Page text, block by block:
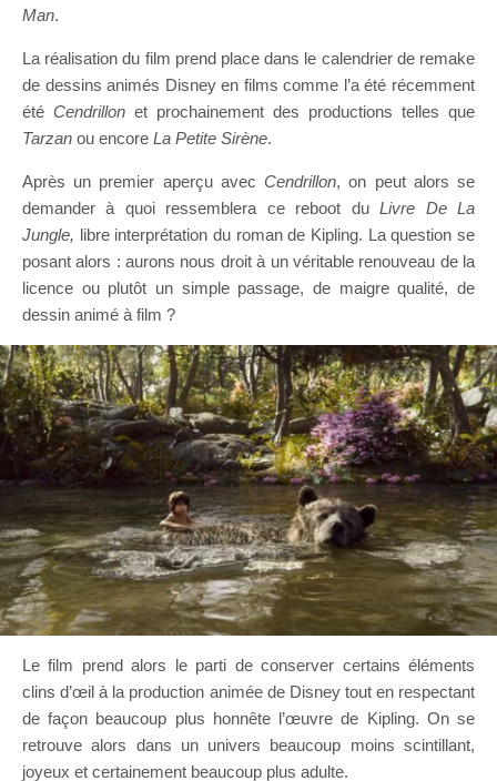
Man.
La réalisation du film prend place dans le calendrier de remake
de dessins animés Disney en films comme l’a été récemment
été Cendrillon et prochainement des productions telles que
Tarzan ou encore La Petite Sirène.
Après un premier aperçu avecCendrillon, on peut alors se
demander à quoi ressemblera ce reboot duLivre De La
Jungle, libre interprétation du roman de Kipling. La question se
posant alors : aurons nous droit à un véritable renouveau de la
licence ou plutôt un simple passage, de maigre qualité, de
dessin animé à film ?
Le film prend alors le parti de conserver certains éléments
clins d’œil à la production animée de Disney tout en respectant
de façon beaucoup plus honnête l’œuvre de Kipling. On se
retrouve alors dans un univers beaucoup moins scintillant,
joyeux et certainement beaucoup plus adulte.